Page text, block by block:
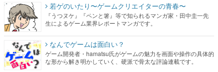
若ゲのいたり〜ゲームクリエイターの青春〜
『うつヌケ』『ペンと箸』等で知られるマンガ家・田中圭一先
生によるゲーム業界レポートマンガです。
なんでゲームは面白い？
ゲーム開発者・hamatsu氏がゲームの魅力を画面や操作の具体的
な形から解き明かしていく、硬派で骨太な評論連載です。